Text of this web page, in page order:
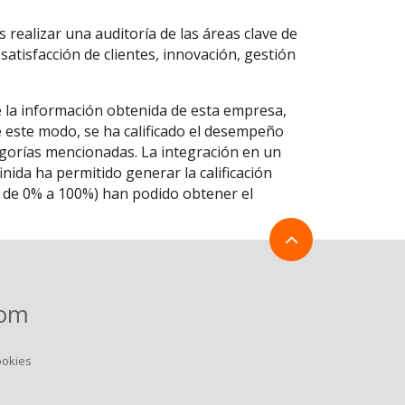
una auditoría de las áreas clave de
de clientes, innovación, gestión
información obtenida de esta empresa,
modo, se ha calificado el desempeño
mencionadas. La integración en un
ha permitido generar la calificación
0% a 100%) han podido obtener el